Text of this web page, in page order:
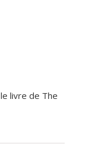
livre de The